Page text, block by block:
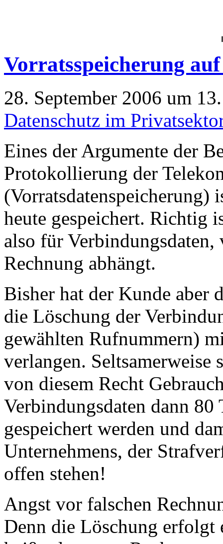
Vorratsspeicherung
28. September 2006 um
Datenschutz im
Eines der Argumente der
Protokollierung der
(Vorratsdatenspeicherung)
heute gespeichert. Richtig
also für
Rechnung abhängt.
Bisher hat der Kunde aber
die Löschung der
gewählten Rufnummern)
verlangen. Seltsamerweise
von diesem Recht
Verbindungsdaten dann
gespeichert werden und
Unternehmens, der
offen stehen!
Angst vor falschen
Denn die Löschung erfolgt